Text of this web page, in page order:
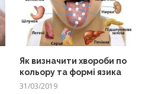
Як визначити хвороби по
кольору та формі язика
31/03/2019